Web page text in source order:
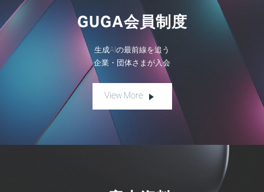
GUGA会員制度
生成AIの最前線を追う
企業・団体さまが入会
View More